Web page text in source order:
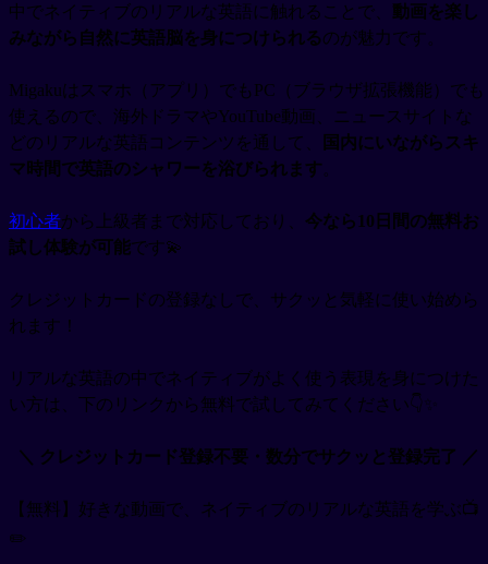
中でネイティブのリアルな英語に触れることで、 動画を楽し
みながら自然に英語脳を身につけられるのが魅力です。
Migakuはスマホ（アプリ）でもPC（ブラウザ拡張機能）でも
使えるので、海外ドラマやYouTube動画、ニュースサイトな
どのリアルな英語コンテンツを通して、
国内にいながらスキ
マ時間で英語のシャワーを浴びられます。
初心者から上級者まで対応しており、 今なら10日間の無料お
試し体験が可能です💫
クレジットカードの登録なしで、サクッと気軽に使い始めら
れます！
リアルな英語の中でネイティブがよく使う表現を身につけた
い方は、下のリンクから無料で試してみてください👇✨
＼ クレジットカード登録不要・数分でサクッと登録完了 ／
【無料】好きな動画で、ネイティブのリアルな英語を学ぶ📺
✏️